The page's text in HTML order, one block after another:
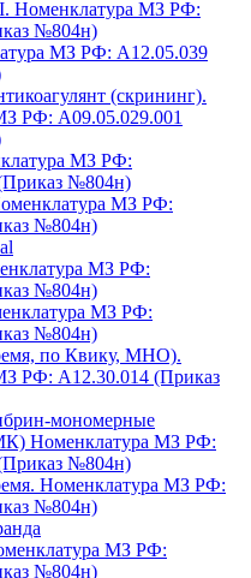
Номенклатура МЗ РФ:
№804н)
МЗ РФ: A12.05.039
(скрининг).
РФ: A09.05.029.001
МЗ РФ:
№804н)
МЗ РФ:
№804н)
МЗ РФ:
№804н)
МЗ РФ:
№804н)
по Квику, МНО).
РФ: A12.30.014 (Приказ
мономерные
Номенклатура МЗ РФ:
№804н)
Номенклатура МЗ РФ:
№804н)
МЗ РФ:
№804н)